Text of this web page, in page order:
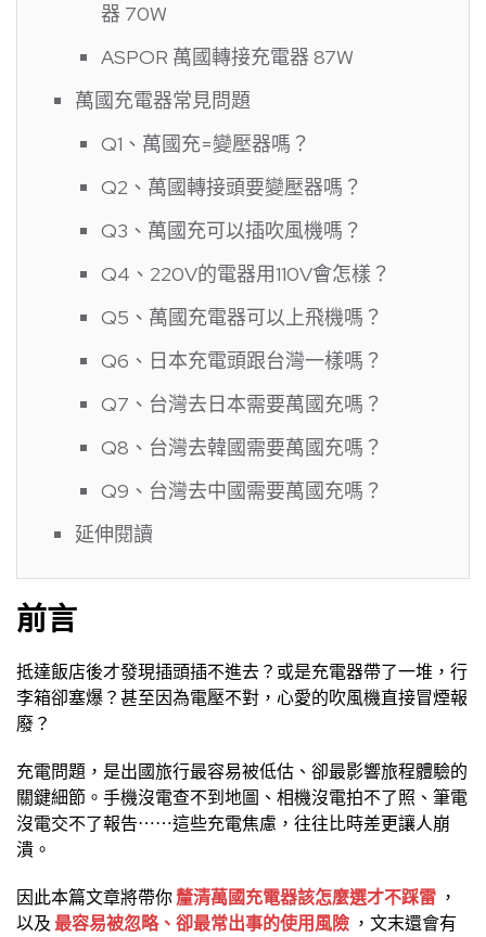
器 70W
ASPOR 萬國轉接充電器 87W
萬國充電器常見問題
Q1、萬國充=變壓器嗎？
Q2、萬國轉接頭要變壓器嗎？
Q3、萬國充可以插吹風機嗎？
Q4、220V的電器用110V會怎樣？
Q5、萬國充電器可以上飛機嗎？
Q6、日本充電頭跟台灣一樣嗎？
Q7、台灣去日本需要萬國充嗎？
Q8、台灣去韓國需要萬國充嗎？
Q9、台灣去中國需要萬國充嗎？
延伸閱讀
前言
抵達飯店後才發現插頭插不進去？或是充電器帶了一堆，行
李箱卻塞爆？甚至因為電壓不對，心愛的吹風機直接冒煙報
廢？
充電問題，是出國旅行最容易被低估、卻最影響旅程體驗的
關鍵細節。手機沒電查不到地圖、相機沒電拍不了照、筆電
沒電交不了報告⋯⋯這些充電焦慮，往往比時差更讓人崩
潰。
因此本篇文章將帶你釐清萬國充電器該怎麼選才不踩雷 ，
以及最容易被忽略、卻最常出事的使用風險 ，文末還會有